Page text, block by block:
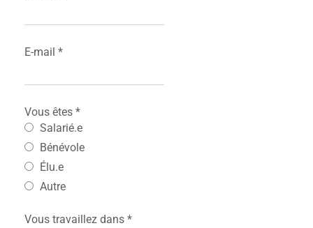
E-mail *
Vous êtes *
Salarié.e
Bénévole
Élu.e
Autre
Vous travaillez dans *